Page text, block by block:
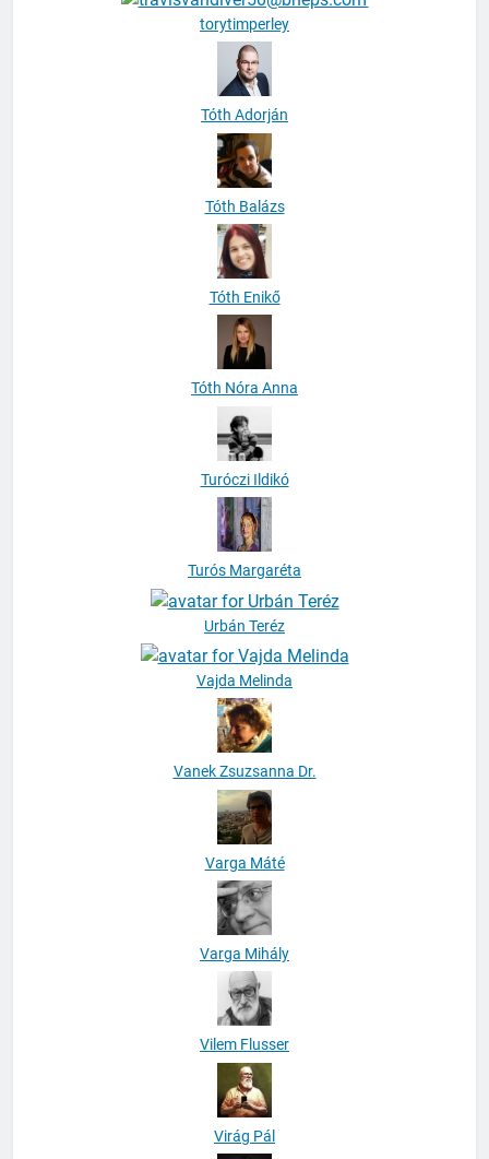
torytimperley
Tóth Adorján
Tóth Balázs
Tóth Enikő
Tóth Nóra Anna
Turóczi Ildikó
Turós Margaréta
Urbán Teréz
Vajda Melinda
Vanek Zsuzsanna Dr.
Varga Máté
Varga Mihály
Vilem Flusser
Virág Pál